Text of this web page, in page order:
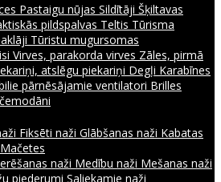
Pastaigu nūjas Sildītāji Šķiltavas
pildspalvas Teltis Tūrisma
Tūristu mugursomas
Virves, parakorda virves Zāles, pirmā
atslēgu piekariņi Degļi Karabīnes
pārnēsājamie ventilatori Brilles
Fiksēti naži Glābšanas naži Kabatas
Mačetes
naži Medību naži Mešanas naži
piederumi Saliekamie naži